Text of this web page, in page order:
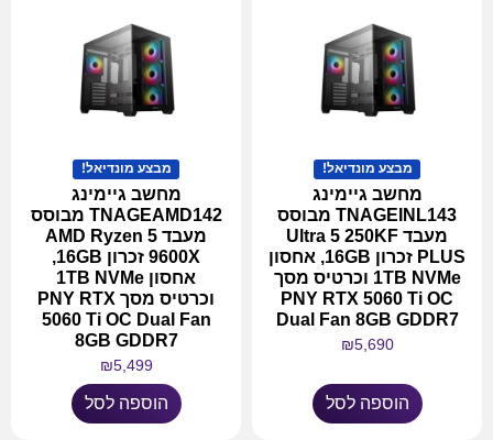
מבצע מונדיאל!
מחשב גיימינג
TNAGEINL143 מבוסס
מעבד Ultra 5 250KF
PLUS זכרון 16GB, אחסון
1TB NVMe וכרטיס מסך
PNY RTX 5060 Ti OC
Dual Fan 8GB GDDR7
₪5,690
הוספה לסל
מבצע מונדיאל!
מחשב גיימינג
TNAGEAMD142 מבוסס
מעבד AMD Ryzen 5
9600X זכרון 16GB,
אחסון 1TB NVMe
וכרטיס מסך PNY RTX
5060 Ti OC Dual Fan
8GB GDDR7
₪5,499
הוספה לסל